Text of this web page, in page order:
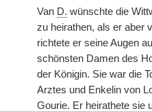
Van D. wünschte die
zu heirathen, als er aber
richtete er seine Augen
schönsten Damen des
der Königin. Sie war die
Arztes und Enkelin von
Gourie. Er heirathete sie